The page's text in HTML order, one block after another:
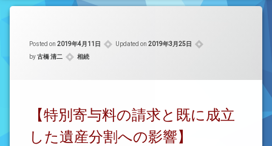
投稿記事一覧
法律を勉強しよう
司法書士資格者・受験生募集中
Posted on 2019年4月11日 Updated on 2019年3月25日
by古橋 清二 カテゴリー:
相続
【特別寄与料の請求と既に成立
した遺産分割への影響】